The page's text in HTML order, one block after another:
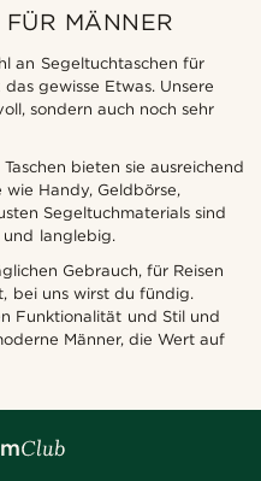
FÜR MÄNNER
an Segeltuchtaschen für
gewisse Etwas. Unsere
sondern auch noch sehr
bieten sie ausreichend
Handy, Geldbörse,
Segeltuchmaterials sind
und langlebig.
Gebrauch, für Reisen
bei uns wirst du fündig.
Funktionalität und Stil und
Männer, die Wert auf